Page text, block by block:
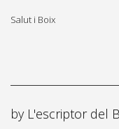
Salut i Boix
by L'escriptor del